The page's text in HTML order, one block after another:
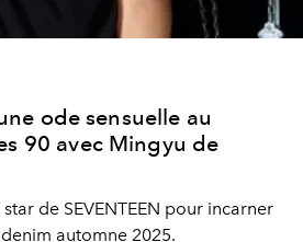
ode sensuelle au
90 avec Mingyu de
de SEVENTEEN pour incarner
automne 2025.